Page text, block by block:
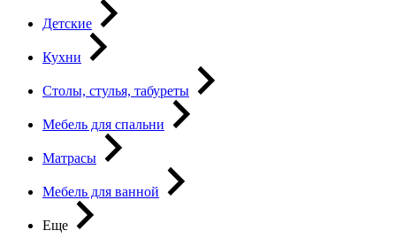
Детские
Кухни
Столы, стулья, табуреты
Мебель для спальни
Матрасы
Мебель для ванной
Еще